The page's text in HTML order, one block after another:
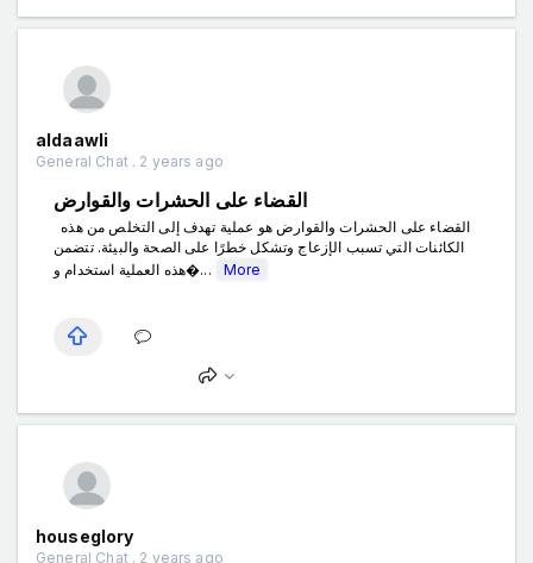
aldaawli
General Chat . 2 years ago
القضاء على الحشرات والقوارض
القضاء على الحشرات والقوارض هو عملية تهدف إلى التخلص من هذه
الكائنات التي تسبب الإزعاج وتشكل خطرًا على الصحة والبيئة. تتضمن
هذه العملية استخدام و�...
More
houseglory
General Chat . 2 years ago